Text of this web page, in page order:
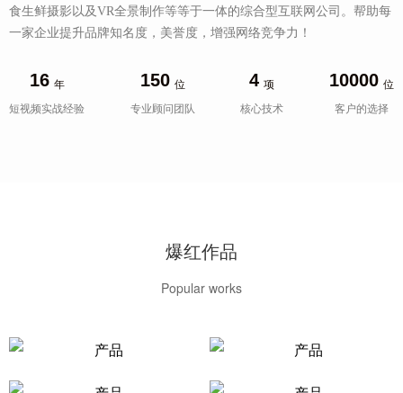
食生鲜摄影以及VR全景制作等等于一体的综合型互联网公司。帮助每
一家企业提升品牌知名度，美誉度，增强网络竞争力！
16 年
短视频实战经验
150 位
专业顾问团队
4 项
核心技术
10000 位
客户的选择
爆红作品
Popular works